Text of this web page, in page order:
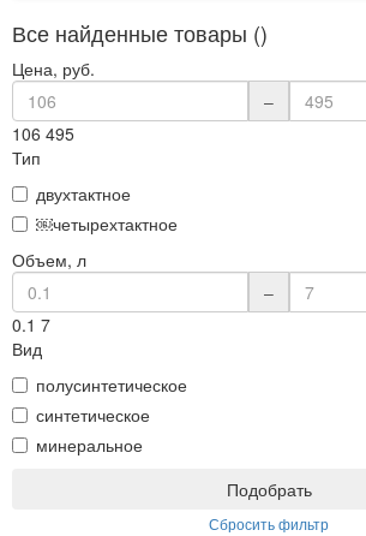
Все найденные товары ()
Цена, руб.
–
106 495
Тип
двухтактное
￼четырехтактное
Объем, л
–
0.1 7
Вид
полусинтетическое
синтетическое
минеральное
Подобрать
Сбросить фильтр